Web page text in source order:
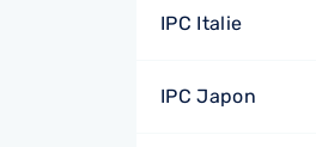
IPC Italie
IPC Japon